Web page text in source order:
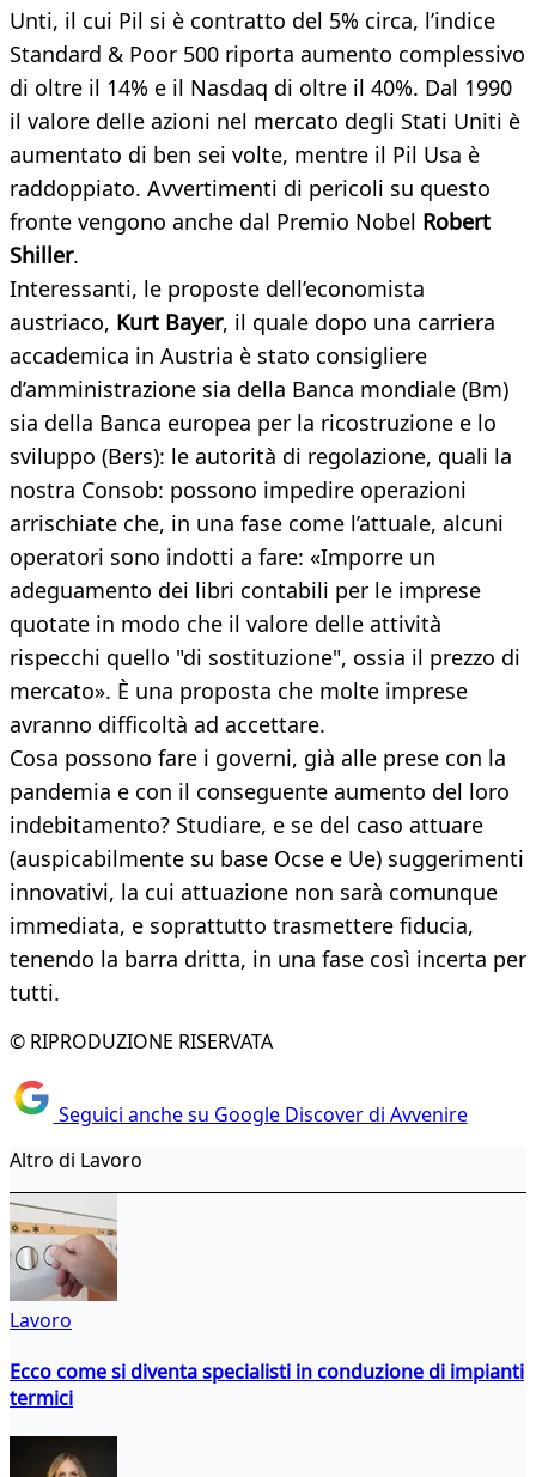
Unti, il cui Pil si è contratto del 5% circa, l’indice
Standard & Poor 500 riporta aumento complessivo
di oltre il 14% e il Nasdaq di oltre il 40%. Dal 1990
il valore delle azioni nel mercato degli Stati Uniti è
aumentato di ben sei volte, mentre il Pil Usa è
raddoppiato. Avvertimenti di pericoli su questo
fronte vengono anche dal Premio Nobel Robert
Shiller.
Interessanti, le proposte dell’economista
austriaco, Kurt Bayer, il quale dopo una carriera
accademica in Austria è stato consigliere
d’amministrazione sia della Banca mondiale (Bm)
sia della Banca europea per la ricostruzione e lo
sviluppo (Bers): le autorità di regolazione, quali la
nostra Consob: possono impedire operazioni
arrischiate che, in una fase come l’attuale, alcuni
operatori sono indotti a fare: «Imporre un
adeguamento dei libri contabili per le imprese
quotate in modo che il valore delle attività
rispecchi quello "di sostituzione", ossia il prezzo di
mercato». È una proposta che molte imprese
avranno difficoltà ad accettare.
Cosa possono fare i governi, già alle prese con la
pandemia e con il conseguente aumento del loro
indebitamento? Studiare, e se del caso attuare
(auspicabilmente su base Ocse e Ue) suggerimenti
innovativi, la cui attuazione non sarà comunque
immediata, e soprattutto trasmettere fiducia,
tenendo la barra dritta, in una fase così incerta per
tutti.
© RIPRODUZIONE RISERVATA
Seguici anche su Google Discover di Avvenire
Altro di Lavoro
Lavoro
Ecco come si diventa specialisti in conduzione di impianti
termici